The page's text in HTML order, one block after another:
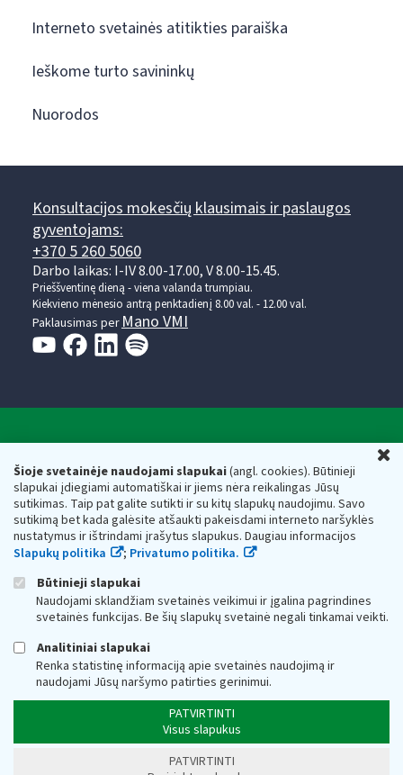
Šioje svetainėje naudojami slapukai(angl. cookies). Būtinieji
slapukai įdiegiami automatiškai ir jiems nėra reikalingas Jūsų
sutikimas. Taip pat galite sutikti ir su kitų slapukų naudojimu. Savo
sutikimą bet kada galėsite atšaukti pakeisdami interneto naršyklės
nustatymus ir ištrindami įrašytus slapukus. Daugiau informacijos
Slapukų politika
; Privatumo politika.
Būtinieji slapukai
Naudojami sklandžiam svetainės veikimui ir įgalina pagrindines
svetainės funkcijas. Be šių slapukų svetainė negali tinkamai veikti.
Analitiniai slapukai
Renka statistinę informaciją apie svetainės naudojimą ir
naudojami Jūsų naršymo patirties gerinimui.
PATVIRTINTI
Visus slapukus
PATVIRTINTI
Interneto svetainės atitikties paraiška
Ieškome turto savininkų
Nuorodos
Konsultacijos mokesčių klausimais ir paslaugos
gyventojams:
+370 5 260 5060
Darbo laikas: I-IV 8.00-17.00, V 8.00-15.45.
Prieššventinę dieną - viena valanda trumpiau.
Kiekvieno mėnesio antrą penktadienį 8.00 val. - 12.00 val.
Paklausimas per Mano VMI
Respublikos finansų ministerijos
Biudžetinė įstaiga. Juridinio asmens kodas — 188659752,
adresas: Vasario 16-osios g. 14, 01107 Vilnius, Lietuva, el.paštas:
vmi@vmi.lt, E. pristatymo dėžutės adresas 188659752
Duomenys apie Valstybinę mokesčių inspekciją prie Lietuvos
Respublikos finansų ministerijos kaupiami ir saugomi Juridinių